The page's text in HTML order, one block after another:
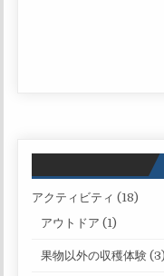
アクティビティ (18)
アウトドア (1)
果物以外の収穫体験 (3)